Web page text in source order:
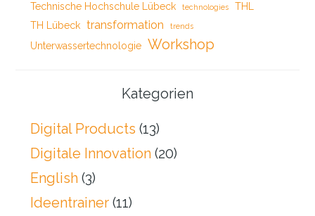
Technische Hochschule Lübeck
technologies
THL
TH Lübeck transformation trends
Unterwassertechnologie Workshop
Kategorien
Digital Products (13)
Digitale Innovation (20)
English (3)
Ideentrainer(11)